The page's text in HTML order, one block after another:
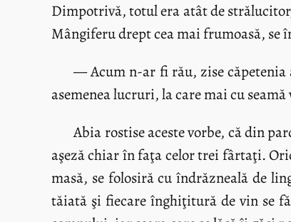
Dimpotrivă, totul era atât de
Mângiferu drept cea mai frumoasă, se
— Acum n-ar fi rău, zise căpetenia
asemenea lucruri, la care mai cu
Abia rostise aceste vorbe, că din
aşeză chiar în faţa celor trei fârtaţi.
masă, se folosiră cu îndrăzneală de
tăiată şi fiecare înghiţitură de vin se